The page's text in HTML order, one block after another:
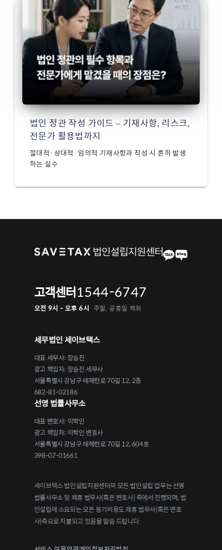
법인 정관 작성 가이드 – 기재사항, 리스크,
전문가 활용법까지
절대적·상대적·임의적 기재사항과 작성 시 흔히 발생
하는 실수
고객센터1544-6747
오전 9시 - 오후 6시 주말, 공휴일 제외
세무법인 세이브택스
대표 세무사: 장승진
광고 책임자: 장승진 세무사
서울특별시 강남구 테헤란로 70길 12, 2층
682-81-02186
선영 법률사무소
대표 변호사: 이학인
광고 책임자: 이학인 변호사
서울특별시 강남구 테헤란로 70길 12, 604호
398-07-01661
세이브택스 법인설립지원센터의 모든 법인설립 업무는 선영
법률사무소 및 제휴 법무사(혹은 변호사) 측에서 진행되며, 법
인설립에 소요되는 모든 등기비용도 제휴 법무사(혹은 변호
사)측으로 지불되고 있음을 말씀 드립니다.